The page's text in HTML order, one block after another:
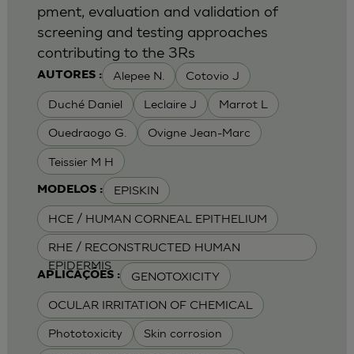
AUTORES : Alepee N. Cotovio J
Duché Daniel Leclaire J Marrot L
Ouedraogo G. Ovigne Jean-Marc
Teissier M H
MODELOS : EPISKIN
HCE / HUMAN CORNEAL EPITHELIUM
RHE / RECONSTRUCTED HUMAN
EPIDERMIS
APLICAÇÕES : GENOTOXICITY
OCULAR IRRITATION OF CHEMICAL
Phototoxicity Skin corrosion
pment, evaluation and validation of
screening and testing approaches
contributing to the 3Rs